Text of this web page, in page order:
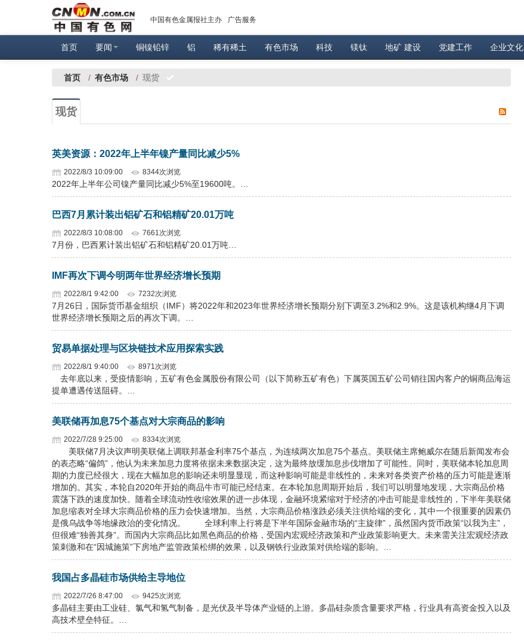
中国有色金属报社主办 广告服务
首页 要闻 铜镍铅锌 铝 稀有稀土 有色市场 科技 镁钛 地矿 建设 党建工作 企业文化
首页 / 有色市场 / 现货
现货
英美资源：2022年上半年镍产量同比减少5%
2022/8/3 10:09:00 8344次浏览
2022年上半年公司镍产量同比减少5%至19600吨。…
巴西7月累计装出铝矿石和铝精矿20.01万吨
2022/8/3 10:08:00 7661次浏览
7月份，巴西累计装出铝矿石和铝精矿20.01万吨…
IMF再次下调今明两年世界经济增长预期
2022/8/1 9:42:00 7232次浏览
7月26日，国际货币基金组织（IMF）将2022年和2023年世界经济增长预期分别下调至3.2%和2.9%。这是该机构继4月下调
世界经济增长预期之后的再次下调。…
贸易单据处理与区块链技术应用探索实践
2022/8/1 9:40:00 8971次浏览
去年底以来，受疫情影响，五矿有色金属股份有限公司（以下简称五矿有色）下属英国五矿公司销往国内客户的铜商品海运
提单遭遇传送阻碍。…
美联储再加息75个基点对大宗商品的影响
2022/7/28 9:25:00 8334次浏览
美联储7月决议声明美联储上调联邦基金利率75个基点，为连续两次加息75个基点。美联储主席鲍威尔在随后新闻发布会
的表态略“偏鸽”，他认为未来加息力度将依据未来数据决定，这为最终放缓加息步伐增加了可能性。同时，美联储本轮加息周
期的力度已经很大，现在大幅加息的影响还未明显显现，而这种影响可能是非线性的，未来对各类资产价格的压力可能是逐渐
增加的。其实，本轮自2020年开始的商品牛市可能已经结束。在本轮加息周期开始后，我们可以明显地发现，大宗商品价格
震荡下跌的速度加快。随着全球流动性收缩效果的进一步体现，金融环境紧缩对于经济的冲击可能是非线性的，下半年美联储
加息缩表对全球大宗商品价格的压力会快速增加。当然，大宗商品价格涨跌必须关注供给端的变化，其中一个很重要的因素仍
是俄乌战争等地缘政治的变化情况。 全球利率上行将是下半年国际金融市场的“主旋律”，虽然国内货币政策“以我为主”，
但很难“独善其身”。而国内大宗商品比如黑色商品的价格，受国内宏观经济政策和产业政策影响更大。未来需关注宏观经济政
策刺激和在“因城施策”下房地产监管政策松绑的效果，以及钢铁行业政策对供给端的影响。…
我国占多晶硅市场供给主导地位
2022/7/26 8:47:00 9425次浏览
多晶硅主要由工业硅、氯气和氢气制备，是光伏及半导体产业链的上游。多晶硅杂质含量要求严格，行业具有高资金投入以及
高技术壁垒特征。…